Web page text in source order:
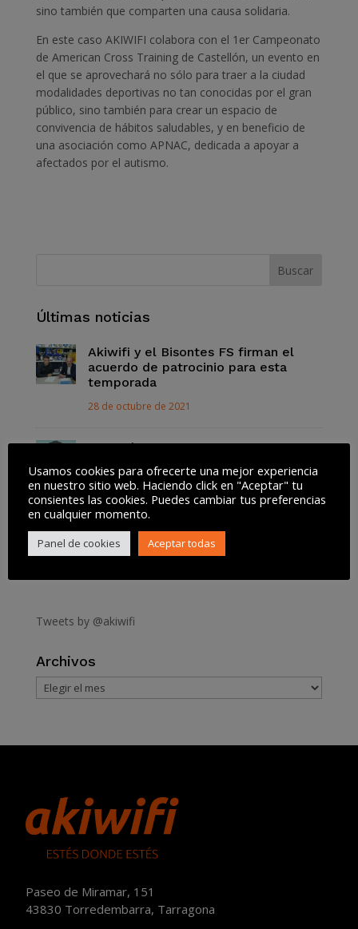
sino también que comparten una causa solidaria.
En este caso AKIWIFI colabora con el 1er Campeonato
de American Cross Training de Castellón, un evento en
el que se aprovechará no sólo para traer a la ciudad
modalidades deportivas no tan conocidas por el gran
público, sino también para crear un espacio de
convivencia de hábitos saludables, y en beneficio de
una asociación como APNAC, dedicada a apoyar a
afectados por el autismo.
Últimas noticias
Akiwifi y el Bisontes FS firman el
acuerdo de patrocinio para esta
temporada
28 de octubre de 2021
Por qué ver la serie «El Juego del
Calamar» de Netflix
13 de octubre de 2021
Así funciona la Lista Robinson para
dejar de recibir SPAM
Tweets by @akiwifi
Archivos
Archivos
Paseo de Miramar, 151
43830 Torredembarra, Tarragona
Usamos cookies para ofrecerte una mejor experiencia
en nuestro sitio web. Haciendo click en "Aceptar" tu
consientes las cookies. Puedes cambiar tus preferencias
en cualquier momento.
Panel de cookies Aceptar todas